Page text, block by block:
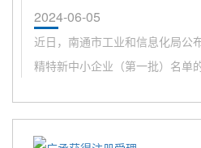
2024-06-05
近日，南通市工业和信息化局公
精特新中小企业（第一批）名单